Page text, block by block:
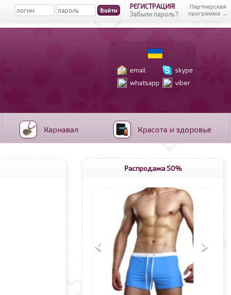
РЕГИСТРАЦИЯ!
Забыли пароль?
Партнерская
программа →
email
skype
whatsapp
viber
Карнавал Красота и здоровье
Распродажа 50%